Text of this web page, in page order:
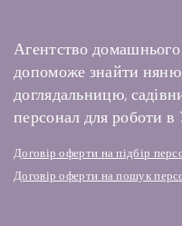
Агентство
допоможе знайти
доглядальницю,
персонал для роботи в
Договір оферти на підбір
Договір оферти на пошук